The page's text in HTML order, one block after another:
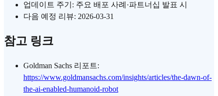
업데이트 주기: 주요 배포 사례·파트너십 발표 시
다음 예정 리뷰: 2026-03-31
참고 링크
Goldman Sachs 리포트:
https://www.goldmansachs.com/insights/articles/the-dawn-of-
the-ai-enabled-humanoid-robot